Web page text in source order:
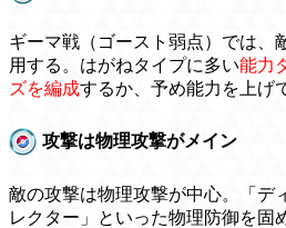
ギーマ戦（ゴースト弱点）では、
用する。はがねタイプに多い能力
ズを編成するか、予め能力を上げ
攻撃は物理攻撃がメイン
敵の攻撃は物理攻撃が中心。「デ
レクター」といった物理防御を固